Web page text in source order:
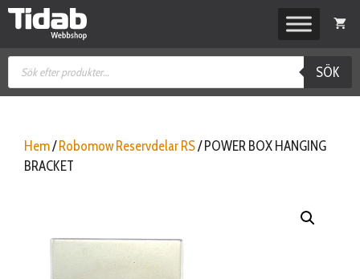
Hoppa
Produktsökning
SÖK
Hem/ Robomow Reservdelar RS/ POWER BOX HANGING
BRACKET